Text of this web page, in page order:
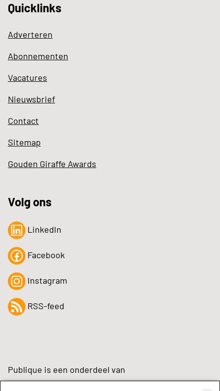
Quicklinks
Adverteren
Abonnementen
Vacatures
Nieuwsbrief
Contact
Sitemap
Gouden Giraffe Awards
Volg ons
LinkedIn
Facebook
Instagram
RSS-feed
Publique is een onderdeel van